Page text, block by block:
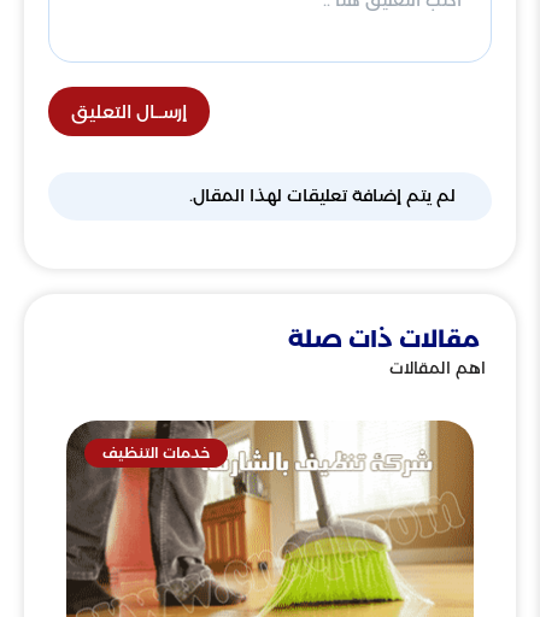
إرســال التعليق
لم يتم إضافة تعليقات لهذا المقال.
مقالات ذات صلة
اهم المقالات
خدمات التنظيف